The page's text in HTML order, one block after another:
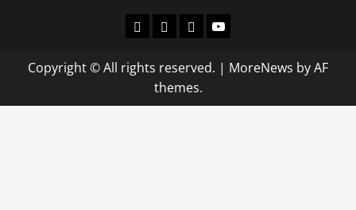
Departamental
Nacionales
Internacional
Canal
Copyright © All rights reserved. | MoreNews by AF
themes.